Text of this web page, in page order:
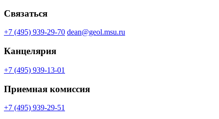
Связаться
+7 (495) 939-29-70 dean@geol.msu.ru
Канцелярия
+7 (495) 939-13-01
Приемная комиссия
+7 (495) 939-29-51